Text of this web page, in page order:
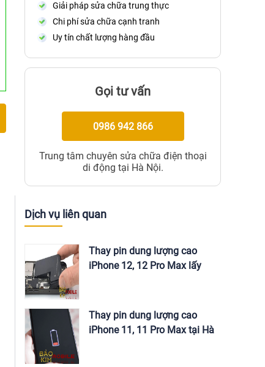
Giải pháp sửa chữa trung thực
Chi phí sửa chữa cạnh tranh
Uy tín chất lượng hàng đầu
Gọi tư vấn
0986 942 866
Trung tâm chuyên sửa chữa điện thoại
di động tại Hà Nội.
Dịch vụ liên quan
Thay pin dung lượng cao
iPhone 12, 12 Pro Max lấy
Thay pin dung lượng cao
iPhone 11, 11 Pro Max tại Hà